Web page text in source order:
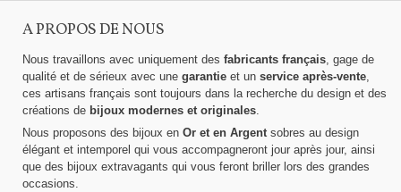
A PROPOS DE NOUS
Nous travaillons avec uniquement des fabricants français, gage de
qualité et de sérieux avec une garantie et un service après-vente,
ces artisans français sont toujours dans la recherche du design et des
créations de bijoux modernes et originales.
Nous proposons des bijoux en Or et en Argentsobres au design
élégant et intemporel qui vous accompagneront jour après jour, ainsi
que des bijoux extravagants qui vous feront briller lors des grandes
occasions.